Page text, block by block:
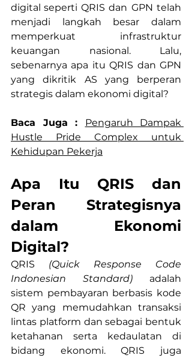
digital seperti QRIS dan GPN telah
menjadi langkah besar dalam
memperkuat infrastruktur
keuangan nasional. Lalu,
sebenarnya apa itu QRIS dan GPN
yang dikritik AS yang berperan
strategis dalam ekonomi digital?
Baca Juga : Pengaruh Dampak
Hustle Pride Complex untuk
Kehidupan Pekerja
Apa Itu QRIS dan
Peran Strategisnya
dalam Ekonomi
Digital?
QRIS (Quick Response Code
Indonesian Standard) adalah
sistem pembayaran berbasis kode
QR yang memudahkan transaksi
lintas platform dan sebagai bentuk
ketahanan serta kedaulatan di
bidang ekonomi. QRIS juga